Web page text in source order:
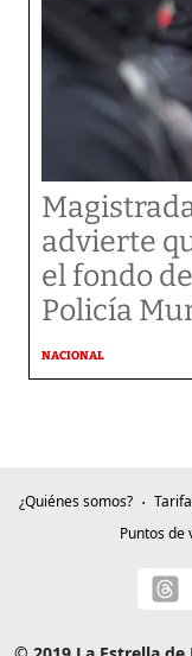
advierte
el fondo
Policía
NACIONAL
¿Quiénes somos?
Puntos de